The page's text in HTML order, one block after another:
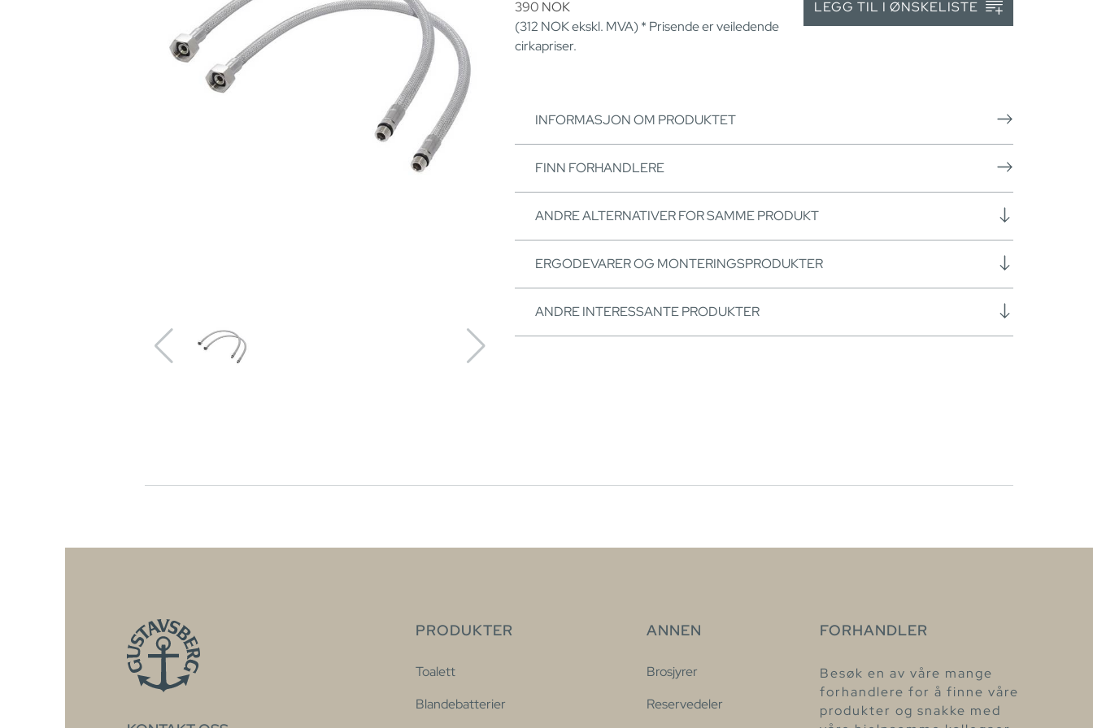
390 NOK
(312 NOKekskl. MVA) * Prisende er veiledende
cirkapriser.
LEGG TIL I ØNSKELISTE
INFORMASJON OM PRODUKTET
FINN FORHANDLERE
ANDRE ALTERNATIVER FOR SAMME PRODUKT
ERGODEVARER OG MONTERINGSPRODUKTER
ANDRE INTERESSANTE PRODUKTER
PRODUKTER
Toalett
Blandebatterier
ANNEN
Brosjyrer
Reservedeler
FORHANDLER
Besøk en av våre mange
forhandlere for å finne våre
produkter og snakke med